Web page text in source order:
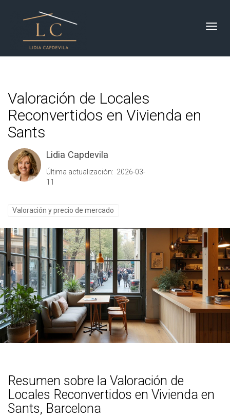
Valoración de Locales
Reconvertidos en Vivienda en
Sants
Lidia Capdevila
Última actualización: 2026-03-
11
Valoración y precio de mercado
Resumen sobre la Valoración de
Locales Reconvertidos en Vivienda en
Sants, Barcelona